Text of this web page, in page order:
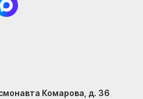
Комарова, д. 36